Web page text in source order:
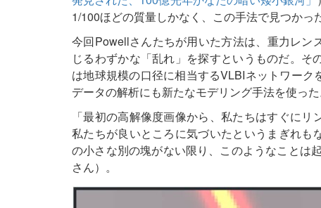
1/100ほどの質量しかなく、この手法で見つかっ
今回Powellさんたちが用いた方法は、重力レン
じるわずかな「乱れ」を探すというものだ。
は地球規模の口径に相当するVLBIネットワー
データの解析にも新たなモデリング手法を使った
「最初の高解像度画像から、私たちはすぐにリ
私たちが良いところに気づいたというまぎれ
の小さな別の塊がない限り、このようなことは
さん）。